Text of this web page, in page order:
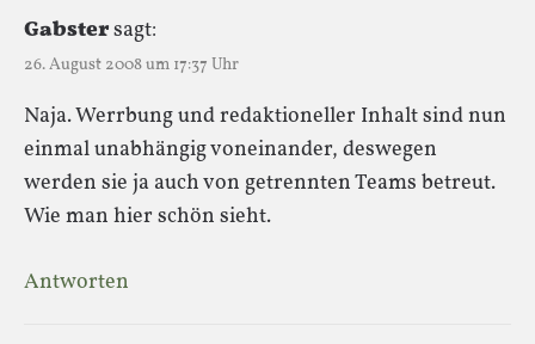
Gabstersagt:
26. August 2008 um 17:37 Uhr
Naja. Werrbung und redaktioneller Inhalt sind nun
einmal unabhängig voneinander, deswegen
werden sie ja auch von getrennten Teams betreut.
Wie man hier schön sieht.
Antworten